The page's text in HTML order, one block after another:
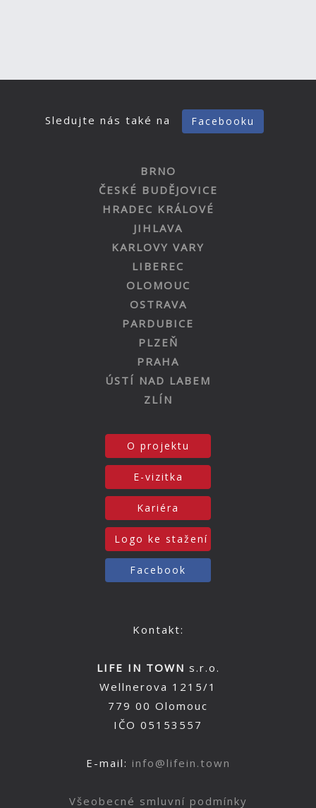
Sledujte nás také na Facebooku
BRNO
ČESKÉ BUDĚJOVICE
HRADEC KRÁLOVÉ
JIHLAVA
KARLOVY VARY
LIBEREC
OLOMOUC
OSTRAVA
PARDUBICE
PLZEŇ
PRAHA
ÚSTÍ NAD LABEM
ZLÍN
O projektu
E-vizitka
Kariéra
Logo ke stažení
Facebook
Kontakt:
LIFE IN TOWN s.r.o.
Wellnerova 1215/1
779 00 Olomouc
IČO 05153557
E-mail: info@lifein.town
Všeobecné smluvní podmínky